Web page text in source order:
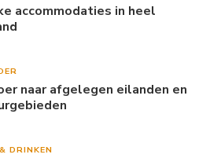
accommodaties in heel
naar afgelegen eilanden en
DRINKEN